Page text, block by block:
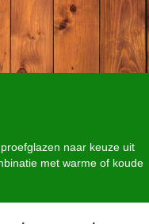
naar keuze uit
met warme of koude